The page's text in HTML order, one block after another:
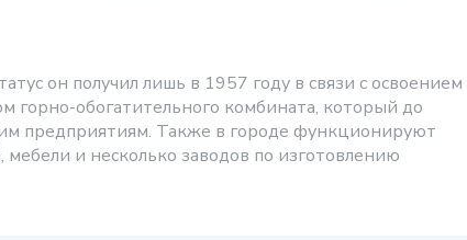
он получил лишь в 1957 году в связи с освоением
горно-обогатительного комбината, который до
предприятиям. Также в городе функционируют
и несколько заводов по изготовлению